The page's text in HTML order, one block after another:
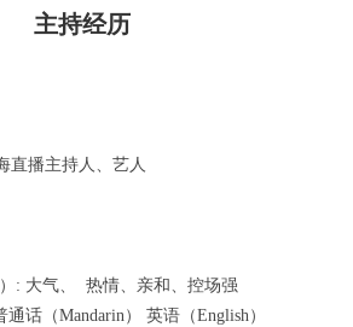
主持经历
直播主持人、艺人
）: 大气、 热情、亲和、控场强
通话（Mandarin） 英语（English）